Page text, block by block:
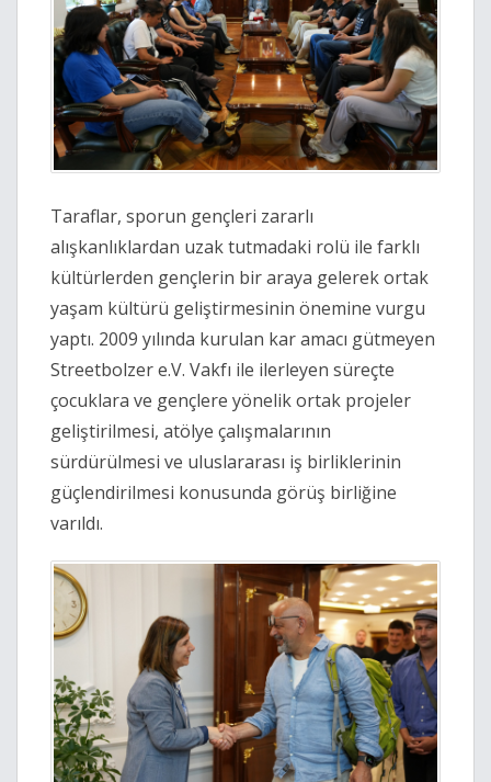
Taraflar, sporun gençleri zararlı
alışkanlıklardan uzak tutmadaki rolü ile farklı
kültürlerden gençlerin bir araya gelerek ortak
yaşam kültürü geliştirmesinin önemine vurgu
yaptı. 2009 yılında kurulan kar amacı gütmeyen
Streetbolzer e.V. Vakfı ile ilerleyen süreçte
çocuklara ve gençlere yönelik ortak projeler
geliştirilmesi, atölye çalışmalarının
sürdürülmesi ve uluslararası iş birliklerinin
güçlendirilmesi konusunda görüş birliğine
varıldı.